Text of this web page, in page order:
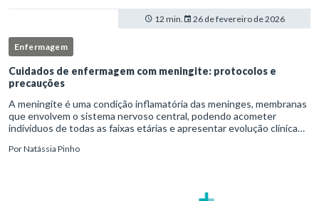
12 min. 26 de fevereiro de 2026
Enfermagem
Cuidados de enfermagem com meningite: protocolos e
precauções
A meningite é uma condição inflamatória das meninges, membranas
que envolvem o sistema nervoso central, podendo acometer
indivíduos de todas as faixas etárias e apresentar evolução clínica
PorNatássia Pinho